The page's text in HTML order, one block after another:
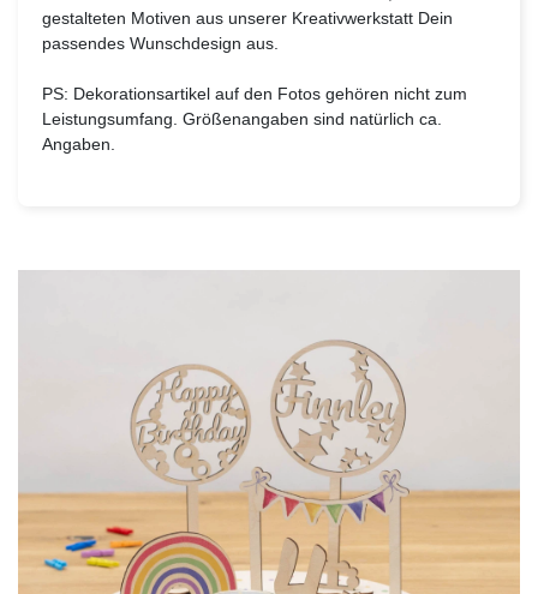
gestalteten Motiven aus unserer Kreativwerkstatt Dein
passendes Wunschdesign aus.
PS: Dekorationsartikel auf den Fotos gehören nicht zum
Leistungsumfang. Größenangaben sind natürlich ca.
Angaben.